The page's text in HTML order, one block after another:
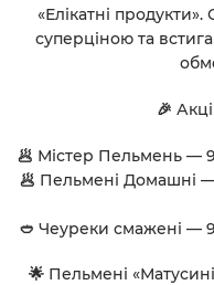
«Елікатні
суперціною та
🎉
🥟 Містер Пельмень —
🥟 Пельмені Домашні —
🥙 Чеуреки смажені —
🌟 Пельмені